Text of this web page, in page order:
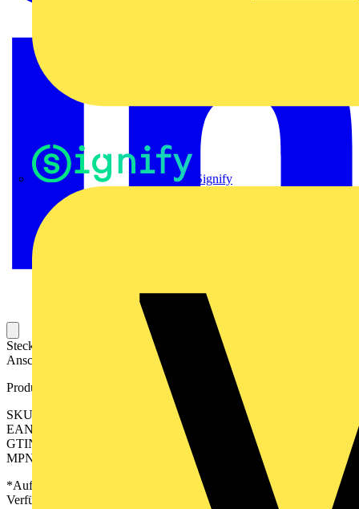
Signify
Steckbarer Leiterplatten-Anschluss mit innovativer
Anschlusstechnologie für eine sichere und intuitive Handhabung.
Produktkennzeichen
SKU: 2642480000
EAN: 04050118644494
GTIN: 04050118644494
MPN: CPS 3.81/03/90F SN GN BX
*Auf Anfrage verfügbar - bitte in den Warenkorb legen, um
Verfügbarkeit zu prüfen